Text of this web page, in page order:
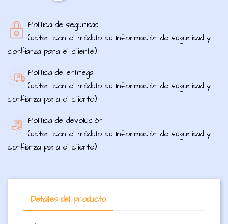
Política de seguridad
(editar con el módulo de Información de seguridad y
confianza para el cliente)
Política de entrega
(editar con el módulo de Información de seguridad y
confianza para el cliente)
Política de devolución
(editar con el módulo de Información de seguridad y
confianza para el cliente)
Detalles del producto